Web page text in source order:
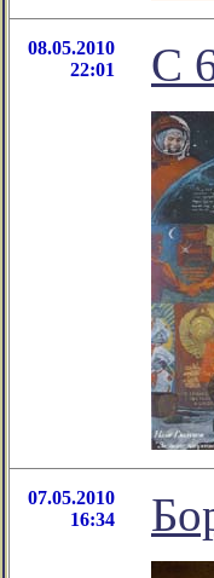
08.05.2010
22:01
С
07.05.2010
16:34